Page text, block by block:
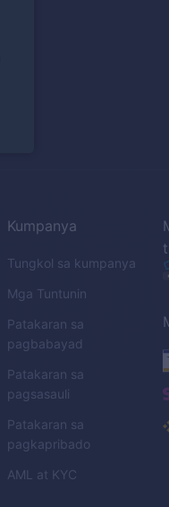
Kumpanya
Tungkol sa kumpanya
Mga Tuntunin
Patakaran sa
pagbabayad
Patakaran sa
pagsasauli
Patakaran sa
pagkapribado
AML
at KYC